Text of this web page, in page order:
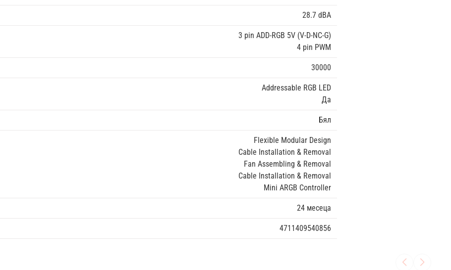
28.7 dBA
3 pin ADD-RGB 5V (V-D-NC-G)
4 pin PWM
30000
Addressable RGB LED
Да
Бял
Flexible Modular Design
Cable Installation & Removal
Fan Assembling & Removal
Cable Installation & Removal
Mini ARGB Controller
24 месеца
4711409540856